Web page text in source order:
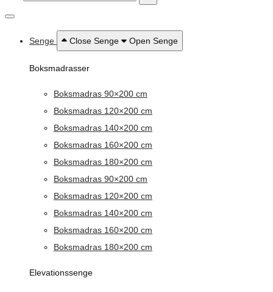
Senge Close Senge Open Senge
Boksmadrasser
Boksmadras 90×200 cm
Boksmadras 120×200 cm
Boksmadras 140×200 cm
Boksmadras 160×200 cm
Boksmadras 180×200 cm
Boksmadras 90×200 cm
Boksmadras 120×200 cm
Boksmadras 140×200 cm
Boksmadras 160×200 cm
Boksmadras 180×200 cm
Elevationssenge